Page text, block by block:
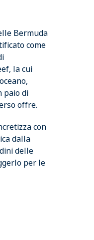
Bermuda
come
la cui
paio di
offre.
con
dalla
delle
per le